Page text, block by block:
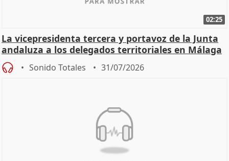
02:25
La vicepresidenta tercera y portavoz de la Junta
andaluza a los delegados territoriales en Málaga
Sonido Totales 31/07/2026